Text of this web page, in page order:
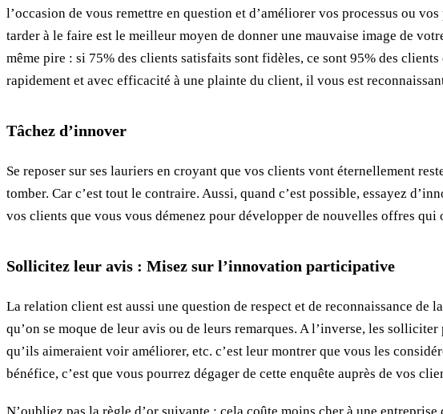
l’occasion de vous remettre en question et d’améliorer vos processus ou
tarder à le faire est le meilleur moyen de donner une mauvaise image de
même pire : si 75% des clients satisfaits sont fidèles, ce sont 95% des
rapidement et avec efficacité à une plainte du client, il vous est
Tâchez d’innover
Se reposer sur ses lauriers en croyant que vos clients vont éternellement
tomber. Car c’est tout le contraire. Aussi, quand c’est possible, essayez
vos clients que vous vous démenez pour développer de nouvelles offres qui
Sollicitez leur avis : Misez sur l’innovation participative
La relation client est aussi une question de respect et de reconnaissance de
qu’on se moque de leur avis ou de leurs remarques. A l’inverse, les
qu’ils aimeraient voir améliorer, etc. c’est leur montrer que vous les
bénéfice, c’est que vous pourrez dégager de cette enquête auprès de vos